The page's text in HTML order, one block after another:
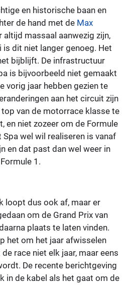
en historische baan en
de hand met de Max
altijd massaal aanwezig zijn,
dit niet langer genoeg. Het
bijblijft. De infrastructuur
is bijvoorbeeld niet gemaakt
vorig jaar hebben gezien te
aan het circuit zijn
van de motorrace klasse te
en niet zozeer om de Formule
wel wil realiseren is vanaf
en dat past dan wel weer in
1.
loopt dus ook af, maar er
om de Grand Prix van
plaats te laten vinden.
het om het jaar afwisselen
race niet elk jaar, maar eens
De recente berichtgeving
in de kabel als het gaat om de